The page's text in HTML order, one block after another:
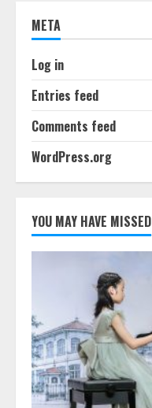
META
Log in
Entries feed
Comments feed
WordPress.org
YOU MAY HAVE MISSED